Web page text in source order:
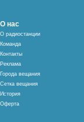
О нас
О радиостанции
Команда
Контакты
Реклама
Города вещания
Сетка вещания
История
Оферта